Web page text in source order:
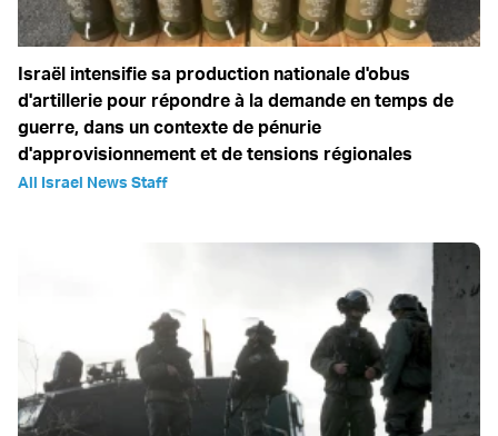
Israël intensifie sa production nationale d'obus
d'artillerie pour répondre à la demande en temps de
guerre, dans un contexte de pénurie
d'approvisionnement et de tensions régionales
All Israel News Staff